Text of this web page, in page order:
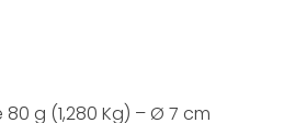
80 g (1,280 Kg) – Ø 7 cm